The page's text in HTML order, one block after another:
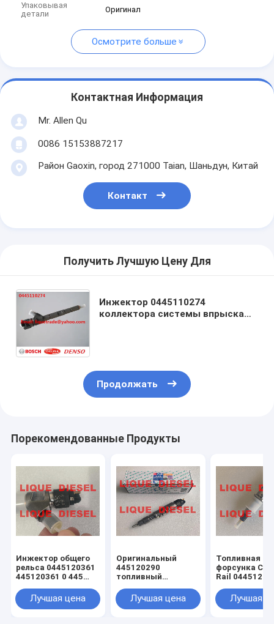
Упаковывая
детали
Оригинал
Осмотрите больше
Контактная Информация
Mr. Allen Qu
0086 15153887217
Район Gaoxin, город 271000 Taian, Шаньдун, Китай
Контакт
Получить Лучшую Цену Для
Инжектор 0445110274
коллектора системы впрыска
Продолжать
Порекомендованные Продукты
Инжектор общего
рельса 0445120361
445120361 0 445
Лучшая цена
Оригинальный
445120290
топливный
0445120290 0 445
120 290 L4700-
Лучшая цена
Топливная
форсунка
Rail
120 059 0 445
231 для
Лучшая